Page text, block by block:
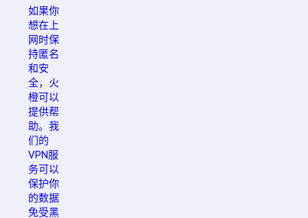
如果你
想在上
网时保
持匿名
和安
全，火
橙可以
提供帮
助。我
们的
VPN服
务可以
保护你
的数据
免受黑